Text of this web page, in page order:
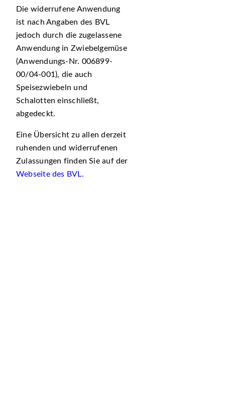
Die widerrufene Anwendung
ist nach Angaben des BVL
jedoch durch die zugelassene
Anwendung in Zwiebelgemüse
(Anwendungs-Nr. 006899-
00/04-001), die auch
Speisezwiebeln und
Schalotten einschließt,
abgedeckt.
Eine Übersicht zu allen derzeit
ruhenden und widerrufenen
Zulassungen finden Sie auf der
Webseite des BVL.